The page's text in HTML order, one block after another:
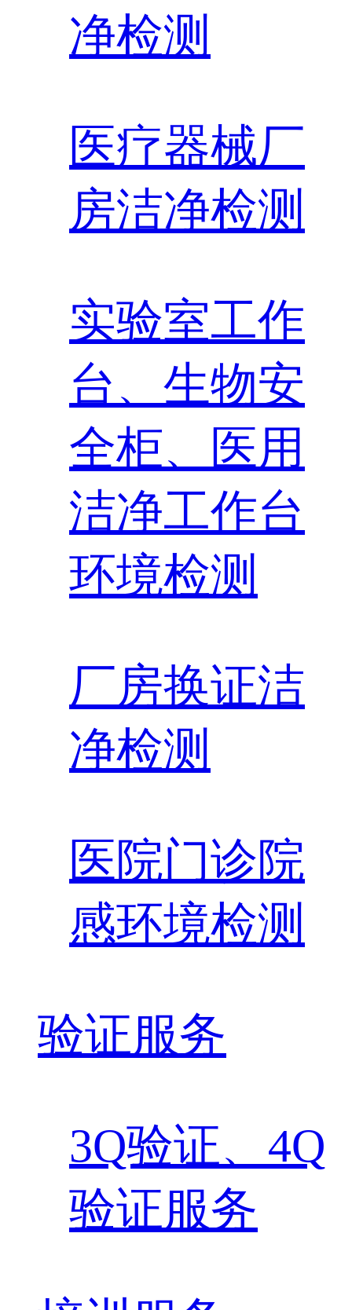
净检测
医疗器械厂
房洁净检测
实验室工作
台、生物安
全柜、医用
洁净工作台
环境检测
厂房换证洁
净检测
医院门诊院
感环境检测
验证服务
3Q验证、4Q
验证服务